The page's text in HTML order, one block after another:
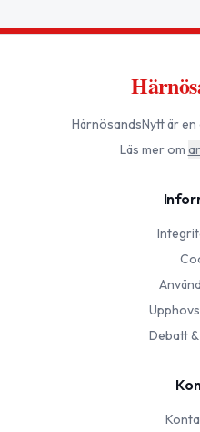
HärnösandsNyttär en
Läs mer om
Debatt